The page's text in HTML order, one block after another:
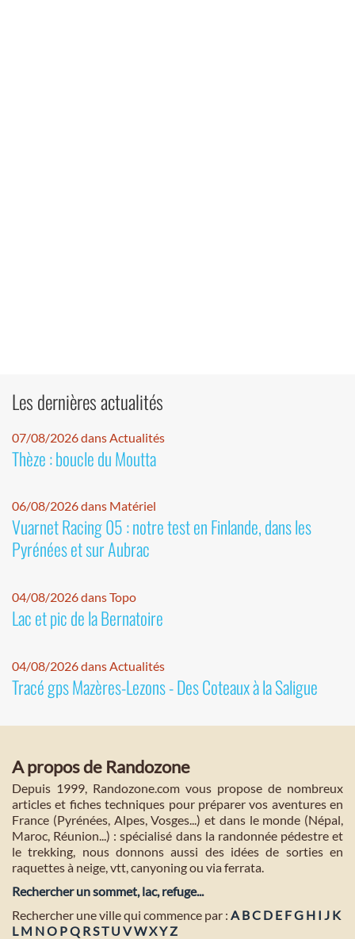
Les dernières actualités
07/08/2026 dans Actualités
Thèze : boucle du Moutta
06/08/2026 dans Matériel
Vuarnet Racing 05 : notre test en Finlande, dans les
Pyrénées et sur Aubrac
04/08/2026 dans Topo
Lac et pic de la Bernatoire
04/08/2026 dans Actualités
Tracé gps Mazères-Lezons - Des Coteaux à la Saligue
A propos de Randozone
Depuis 1999, Randozone.com vous propose de nombreux
articles et fiches techniques pour préparer vos aventures en
France (Pyrénées, Alpes, Vosges...) et dans le monde (Népal,
Maroc, Réunion...) : spécialisé dans la randonnée pédestre et
le trekking, nous donnons aussi des idées de sorties en
raquettes à neige, vtt, canyoning ou via ferrata.
Rechercher un sommet, lac, refuge...
Rechercher une ville qui commence par : A BC D E FG H I J K
L M NO PQ R ST U VWXY Z